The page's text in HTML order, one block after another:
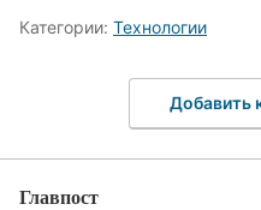
Категории: Технологии
Добавить
Главпост